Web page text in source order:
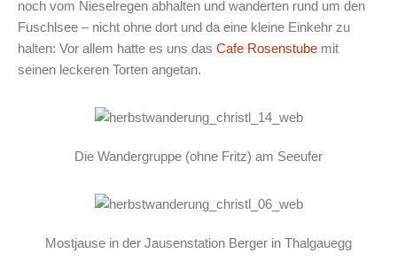
noch vom Nieselregen abhalten und wanderten rund um den
Fuschlsee – nicht ohne dort und da eine kleine Einkehr zu
halten: Vor allem hatte es uns das Cafe Rosenstube mit
seinen leckeren Torten angetan.
Die Wandergruppe (ohne Fritz) am Seeufer
Mostjause in der Jausenstation Berger in Thalgauegg